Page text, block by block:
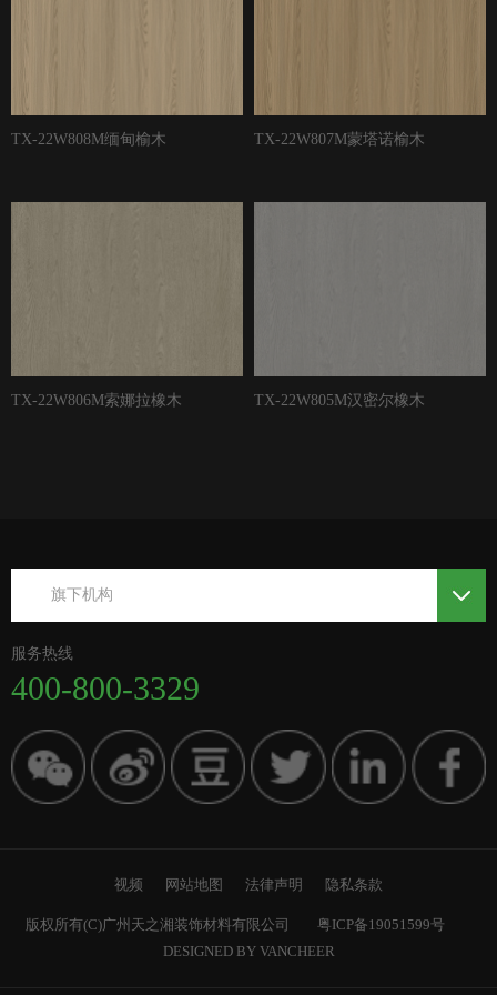
TX-22W808M缅甸榆木 TX-22W807M蒙塔诺榆木
TX-22W806M索娜拉橡木 TX-22W805M汉密尔橡木
旗下机构
服务热线
400-800-3329
视频 网站地图 法律声明 隐私条款
版权所有(C)广州天之湘装饰材料有限公司
粤ICP备19051599号
DESIGNED BY VANCHEER